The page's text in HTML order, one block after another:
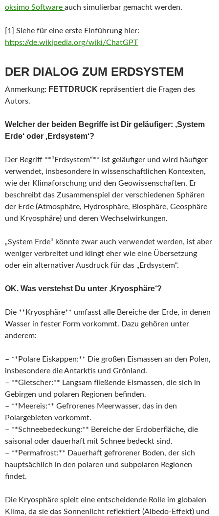
oksimo Software auch simulierbar gemacht werden.
[1] Siehe für eine erste Einführung hier:
https://de.wikipedia.org/wiki/ChatGPT
DER DIALOG ZUM ERDSYSTEM
Anmerkung: FETTDRUCK repräsentiert die Fragen des
Autors.
Welcher der beiden Begriffe ist Dir geläufiger: ‚System
Erde‘ oder ‚Erdsystem‘?
Der Begriff **“Erdsystem“** ist geläufiger und wird häufiger
verwendet, insbesondere in wissenschaftlichen Kontexten,
wie der Klimaforschung und den Geowissenschaften. Er
beschreibt das Zusammenspiel der verschiedenen Sphären
der Erde (Atmosphäre, Hydrosphäre, Biosphäre, Geosphäre
und Kryosphäre) und deren Wechselwirkungen.
„System Erde“ könnte zwar auch verwendet werden, ist aber
weniger verbreitet und klingt eher wie eine Übersetzung
oder ein alternativer Ausdruck für das „Erdsystem“.
OK. Was verstehst Du unter ‚Kryosphäre‘?
Die **Kryosphäre** umfasst alle Bereiche der Erde, in denen
Wasser in fester Form vorkommt. Dazu gehören unter
anderem:
– **Polare Eiskappen:** Die großen Eismassen an den Polen,
insbesondere die Antarktis und Grönland.
– **Gletscher:** Langsam fließende Eismassen, die sich in
Gebirgen und polaren Regionen befinden.
– **Meereis:** Gefrorenes Meerwasser, das in den
Polargebieten vorkommt.
– **Schneebedeckung:** Bereiche der Erdoberfläche, die
saisonal oder dauerhaft mit Schnee bedeckt sind.
– **Permafrost:** Dauerhaft gefrorener Boden, der sich
hauptsächlich in den polaren und subpolaren Regionen
findet.
Die Kryosphäre spielt eine entscheidende Rolle im globalen
Klima, da sie das Sonnenlicht reflektiert (Albedo-Effekt) und